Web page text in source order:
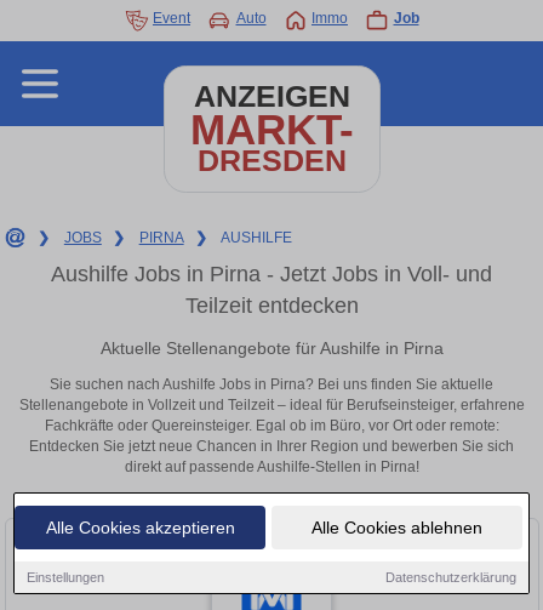
Alle Cookies akzeptieren Alle Cookies ablehnen
Einstellungen Datenschutzerklärung
Event Auto Immo Job
ANZEIGEN
MARKT-
DRESDEN
❯ JOBS ❯ PIRNA ❯ AUSHILFE
Aushilfe Jobs in Pirna - Jetzt Jobs in Voll- und
Teilzeit entdecken
Aktuelle Stellenangebote für Aushilfe in Pirna
Sie suchen nach Aushilfe Jobs in Pirna? Bei uns finden Sie aktuelle
Stellenangebote in Vollzeit und Teilzeit – ideal für Berufseinsteiger, erfahrene
Fachkräfte oder Quereinsteiger. Egal ob im Büro, vor Ort oder remote:
Entdecken Sie jetzt neue Chancen in Ihrer Region und bewerben Sie sich
direkt auf passende Aushilfe-Stellen in Pirna!